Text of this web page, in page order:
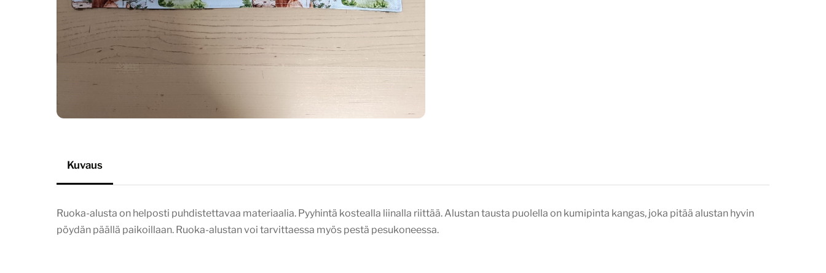
Kuvaus
Ruoka-alusta on helposti puhdistettavaa materiaalia. Pyyhintä kostealla liinalla riittää. Alustan tausta puolella on kumipinta kangas, joka pitää alustan hyvin
pöydän päällä paikoillaan. Ruoka-alustan voi tarvittaessa myös pestä pesukoneessa.